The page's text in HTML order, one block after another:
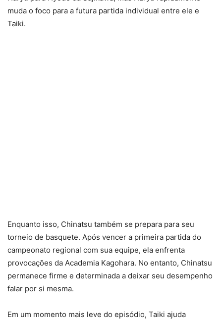
muda o foco para a futura partida individual entre ele e
Taiki.
Enquanto isso, Chinatsu também se prepara para seu
torneio de basquete. Após vencer a primeira partida do
campeonato regional com sua equipe, ela enfrenta
provocações da Academia Kagohara. No entanto, Chinatsu
permanece firme e determinada a deixar seu desempenho
falar por si mesma.
Em um momento mais leve do episódio, Taiki ajuda